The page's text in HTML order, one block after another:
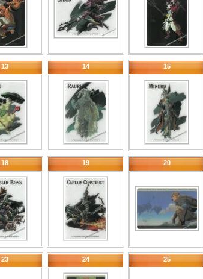
13 14 15
18 19 20
23 24 25